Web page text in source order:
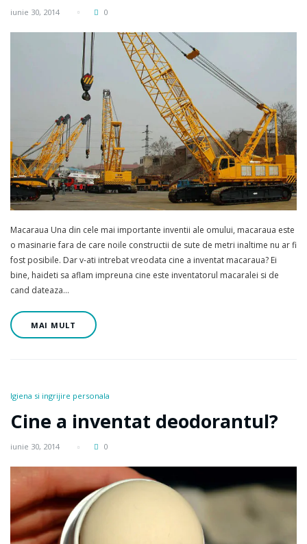
iunie 30, 2014 0
Macaraua Una din cele mai importante inventii ale omului, macaraua este
o masinarie fara de care noile constructii de sute de metri inaltime nu ar fi
fost posibile. Dar v-ati intrebat vreodata cine a inventat macaraua? Ei
bine, haideti sa aflam impreuna cine este inventatorul macaralei si de
cand dateaza…
MAI MULT
Igiena si ingrijire personala
Cine a inventat deodorantul?
iunie 30, 2014 0